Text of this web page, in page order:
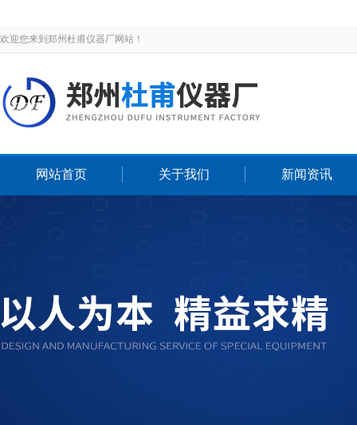
欢迎您来到郑州杜甫仪器厂网站！
网站首页 关于我们 新闻资讯